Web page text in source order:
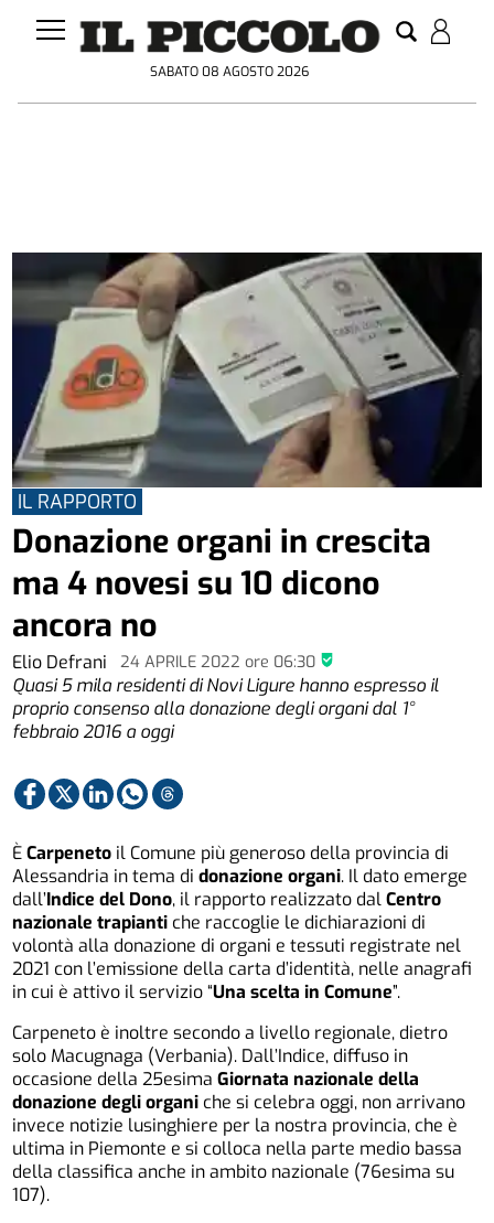
SABATO 08 AGOSTO 2026
Elio Defrani 24 APRILE 2022ore 06:30
IL RAPPORTO
Donazione organi in crescita
ma 4 novesi su 10 dicono
ancora no
Quasi 5 mila residenti di Novi Ligure hanno espresso il
proprio consenso alla donazione degli organi dal 1°
febbraio 2016 a oggi
ÈCarpeneto il Comune più generoso della provincia di
Alessandria in tema didonazione organi. Il dato emerge
dall’Indice del Dono, il rapporto realizzato dalCentro
nazionale trapianti che raccoglie le dichiarazioni di
volontà alla donazione di organi e tessuti registrate nel
2021 con l’emissione della carta d’identità, nelle anagrafi
in cui è attivo il servizio “Una scelta in Comune”.
Carpeneto è inoltre secondo a livello regionale, dietro
solo Macugnaga (Verbania). Dall’Indice, diffuso in
occasione della 25esimaGiornata nazionale della
donazione degli organi che si celebra oggi, non arrivano
invece notizie lusinghiere per la nostra provincia, che è
ultima in Piemonte e si colloca nella parte medio bassa
della classifica anche in ambito nazionale (76esima su
107).